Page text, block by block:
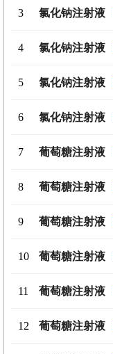
3 氯化钠注射液
4 氯化钠注射液
5 氯化钠注射液
6 氯化钠注射液
7 葡萄糖注射液
8 葡萄糖注射液
9 葡萄糖注射液
10 葡萄糖注射液
11 葡萄糖注射液
12 葡萄糖注射液